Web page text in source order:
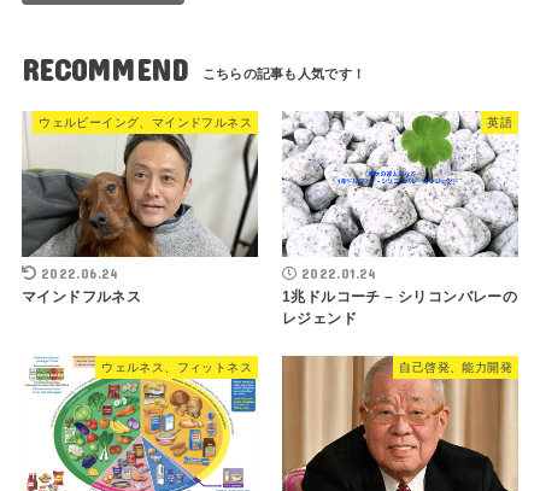
RECOMMEND
ウェルビーイング、マインドフルネス
2022.06.24
マインドフルネス
英語
2022.01.24
1兆ドルコーチ – シリコンバレーの
レジェンド
ウェルネス、フィットネス 自己啓発、能力開発